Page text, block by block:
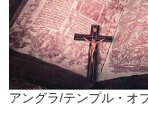
ブリティッシュ・ロ
イタリアン・ロック
日本のプログレ
アングラ/テンプル・オ